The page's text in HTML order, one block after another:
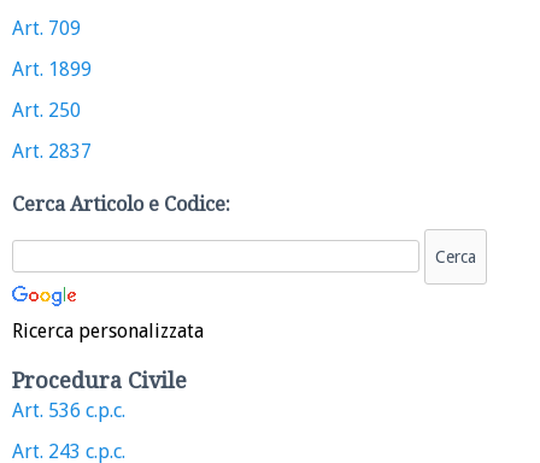
Art. 709
Art. 1899
Art. 250
Art. 2837
Cerca Articolo e Codice:
Ricerca personalizzata
Procedura Civile
Art. 536 c.p.c.
Art. 243 c.p.c.